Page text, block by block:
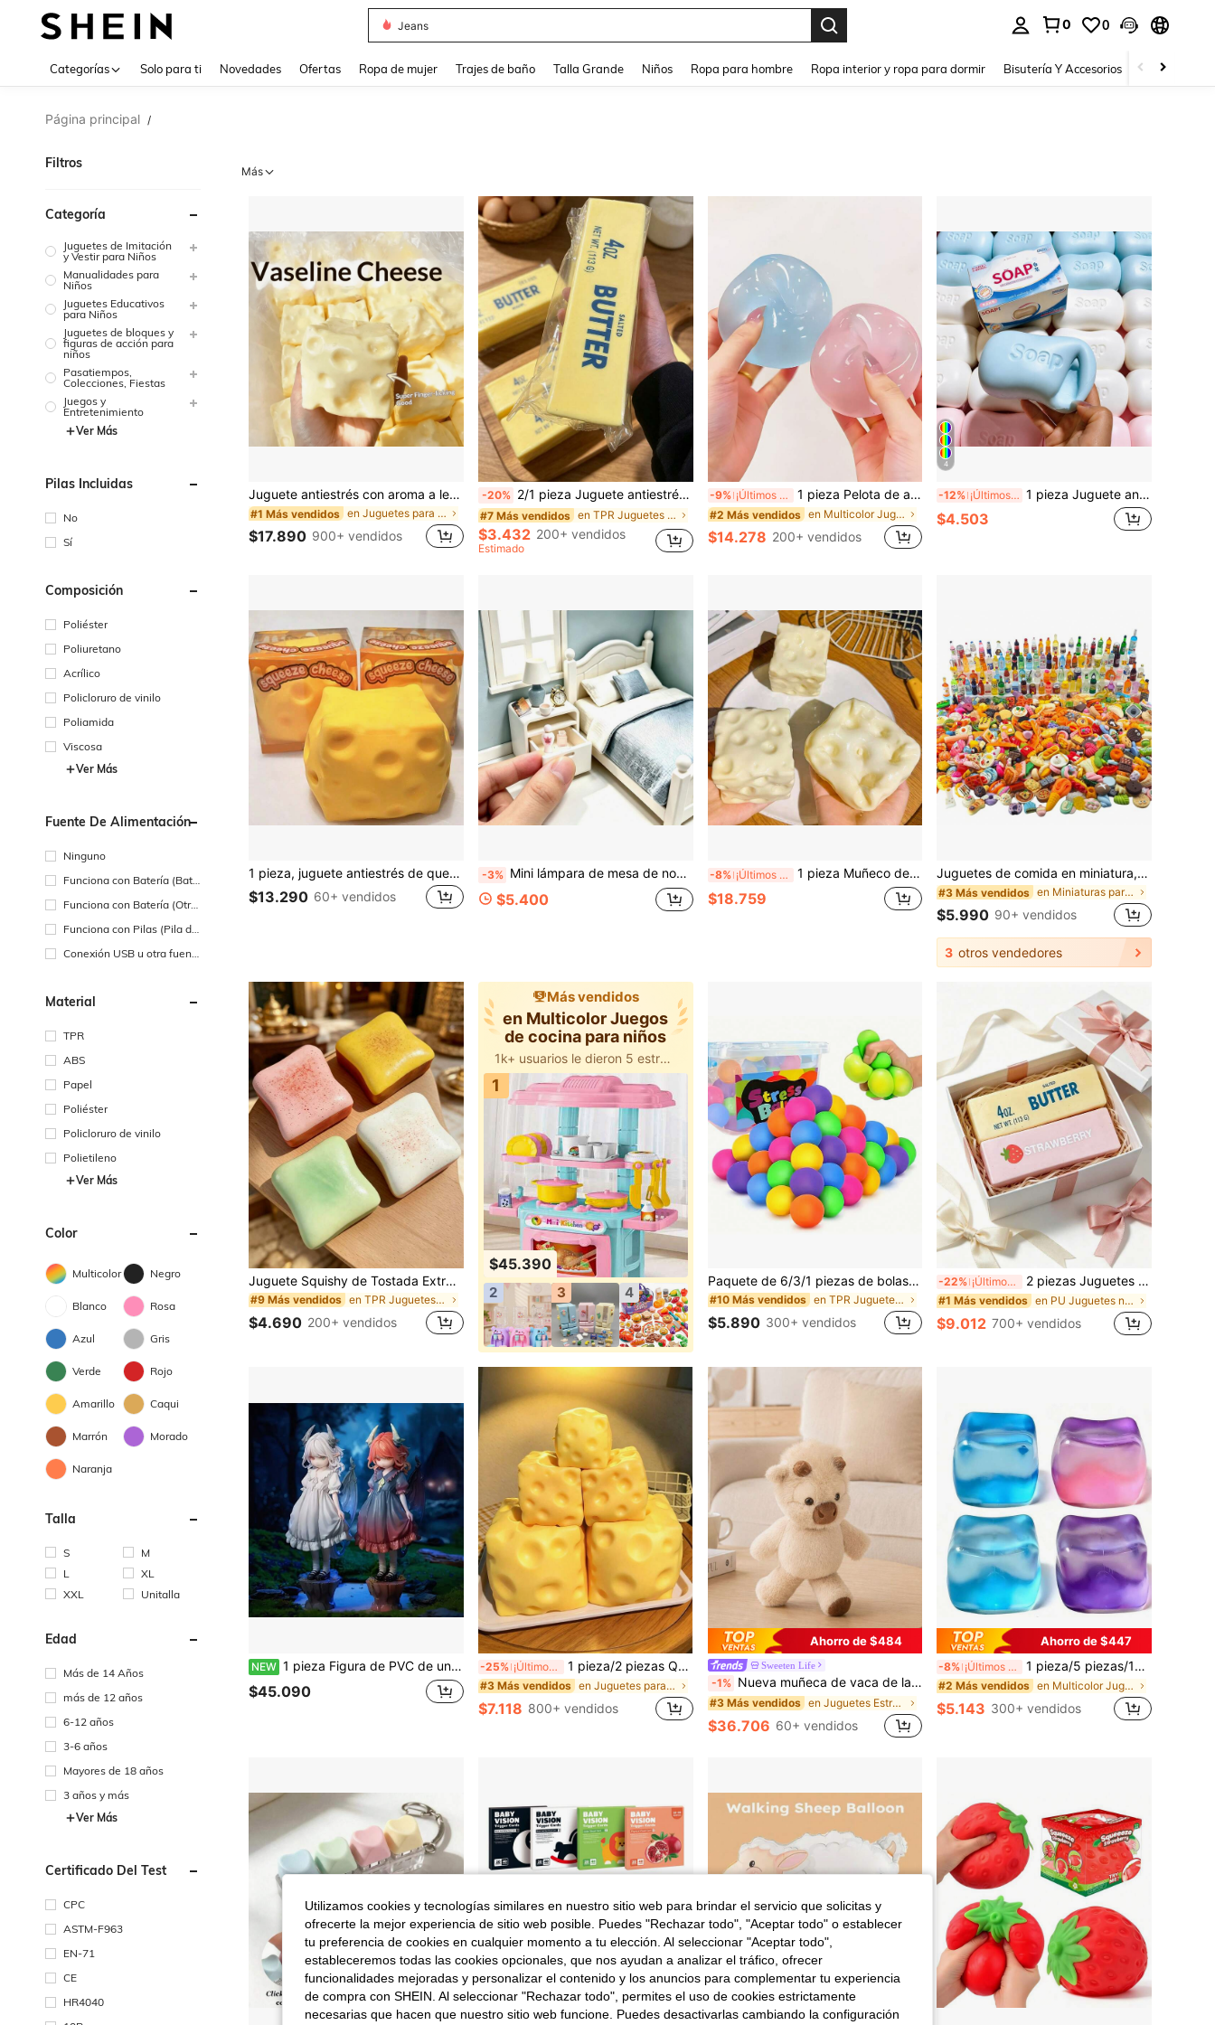
Jeans
0 0
Categorías Solo para ti Novedades Ofertas Ropa de mujer Trajes de baño Talla Grande Niños Ropa para hombre Ropa interior y ropa para dormir Bisutería Y Accesorios Zapatos
Página principal /
Filtros
Categoría
Juguetes de Imitación
y Vestir para Niños
Manualidades para
Niños
Juguetes Educativos
para Niños
Juguetes de bloques y
figuras de acción para
niños
Pasatiempos,
Colecciones, Fiestas
Juegos y
Entretenimiento
Ver Más
Pilas Incluidas
No
Sí
Composición
Poliéster
Poliuretano
Acrílico
Policloruro de vinilo
Poliamida
Viscosa
Ver Más
Fuente De Alimentación
Ninguno
Funciona con Batería (Bate
Funciona con Batería (Otra
Funciona con Pilas (Pila de
Botón/Pila de Moneda)
Conexión USB u otra fuent
Material
TPR
ABS
Papel
Poliéster
Policloruro de vinilo
Polietileno
Ver Más
Color
Multicolor Negro
Blanco Rosa
Azul Gris
Verde Rojo
Amarillo Caqui
Marrón Morado
Naranja
Talla
S
M
L
XL
XXL
Unitalla
Edad
Más de 14 Años
más de 12 años
6-12 años
3-6 años
Mayores de 18 años
3 años y más
Ver Más
Certificado Del Test
CPC
ASTM-F963
EN-71
CE
HR4040
Más
Juguete antiestrés con aroma a leche dulce de TPR suave y esponjoso con forma de dumpling, adorno divertido y lindo de 5 cm para apretar, regalo práctico y de moda, adecuado para cumpleaños, Pascua, Halloween, Navidad y varios regalos de fiesta, mejora el estado de ánimo
#1 Más vendidos en Juguetes para apretar para adolescentes
$17.890 900+ vendidos
-20% 2/1 pieza Juguete antiestrés viral de mantequilla suave y lindo de gran tamaño, juguete de alivio del estrés, estimulación sensorial, pelota antiestrés, adecuado como regalo de Pascua, cumpleaños, graduación, favor de fiesta, suministros para despedida de soltera, estilo dumpling de rebote lento, estético, regalo de Navidad
#7 Más vendidos en TPR Juguetes novedosos y de broma para adolesce
$3.432 200+ vendidos
Estimado
-9% ¡Últimos 3 días 1 pieza Pelota de apretar hecha a mano con aceite de coco, maleable y de rebote lento, juguete para aliviar la ansiedad, juguete para la punta de los dedos, alivio de la presión de la mano, juguete de Pascua, juguete para apretar, juguete para aliviar el estrés, ansiedad y relajación, regalo para fiestas, relleno de bolsa de regalo, premio, cumpleaños, juguete suave y esponjoso
#2 Más vendidos en Multicolor Juguetes para aliviar el estrés
$14.278 200+ vendidos
4
-12% ¡Últimos 3 días 1 pieza Juguete antiestrés de modelo de jabón realista, hecho de material TPR suave y elástico, utilizado como juguete de alivio del estrés, juguete sensorial de mano con diseño de postre lindo, para alivio de la ansiedad, regalo de fiesta infantil, regalo del Día de la Independencia.
$4.503
1 pieza, juguete antiestrés de queso cuadrado suave de 5 cm, juguete de apretar de rebote lento, regalo perfecto para Halloween, Navidad, niños y niñas, adecuado para juegos y fiestas, se puede usar como regalo o recuerdo de fiesta, regalo de graduación, regalo para novio/novia, se puede usar como premio de aula, regalo de fiesta para adultos, regalo de cumpleaños o regalo festivo para amigos
$13.290 60+ vendidos
-3% Mini lámpara de mesa de noche, reloj despertador, botella de perfume y set de libros, adecuado para decoración de dormitorio de casa de muñecas neutra 1:12, muebles en miniatura minimalistas, mesa de noche rosa, cajón de almacenamiento realista, diorama de escena en miniatura
$5.400
-8% ¡Últimos 3 días 1 pieza Muñeco de peluche de queso suave, muñeco de queso cuadrado hecho a mano no rebotable y maleable con relleno, muñeco suave para aliviar el estrés para adolescentes, regalo festivo para adultos, adorno de escritorio para decoración del hogar, comida de muñeco
$18.759
Juguetes de comida en miniatura, botellas de bebida, juguetes de estilo mixto, muñecas de comida de resina, accesorios de cocina para juego de roles, comida en miniatura para casa de muñecas, accesorios DIY para niños y adolescentes - Estilo aleatorio
#3 Más vendidos en Miniaturas para adolescentes
$5.990 90+ vendidos
3 otros vendedores
Juguete Squishy de Tostada Extra Grande, Tostada de Mantequilla Super Suave Juguete Anti-Estrés para Apretar, Disponible en Rosa, Amarillo, Blanco y Verde, Juguete Squishy Anti-Estrés -- Perfecto para Regalos de Cumpleaños y Festivos, Pequeños Regalos Sorpresa Diarios, Kawaii, Elevador del Ánimo
#9 Más vendidos en TPR Juguetes novedosos y de broma para adolesce
$4.690 200+ vendidos
Más vendidos
en Multicolor Juegos
de cocina para niños
1k+ usuarios le dieron 5 estrellas
1
$45.390
2 3 4
Paquete de 6/3/1 piezas de bolas antiestrés suaves para apretar, bolas antiestrés de rebote lento, bolas suaves para apretar, bolas de relajación manual, caja de premios para el aula, regalos de Halloween/Acción de Gracias/Navidad, colores aleatorios, recuerdos de fiesta
#10 Más vendidos en TPR Juguetes novedosos y de broma para adolesce
$5.890 300+ vendidos
-22% ¡Últimos 3 días 2 piezas Juguetes de espuma comprimida suave con aroma a mantequilla y fresa, tacto súper suave, fragancia natural, juguetes antiestrés con forma de comida (sin caja), perfectos para recuerdos de fiesta, alivio de la ansiedad, múltiples estilos disponibles, adecuados para alivio del estrés y regalos de vacaciones, caramelo de mantequilla, suave y esponjoso, kawaii
#1 Más vendidos en PU Juguetes novedosos y de broma para adolescen
$9.012 700+ vendidos
NEW 1 pieza Figura de PVC de una linda chica dragón de sirvienta, decoración de escritorio de alta calidad, regalo ideal para adultos, trabajadores de oficina, hogar y vacaciones
$45.090
-25% ¡Últimos 2 días 1 pieza/2 piezas Queso exprimible - Bloque de queso suave extra grande exprimible | Rebote lento | Regalo Gulu, Queso divertido para adultos | Pelota antiestrés gigante | Queso antiestrés sensorial para adultos - Sunshine Entertainment | Regalo perfecto para cumpleaños o días festivos, juego suave y esponjoso, mejora el estado de ánimo
#3 Más vendidos en Juguetes para apretar para adolescentes
$7.118 800+ vendidos
Ahorro de $484
Sweeten Life
-1% Nueva muñeca de vaca de las tierras altas de peluche esponjoso, muñeca de peluche suave, almohada de decoración del hogar, regalo perfecto para el Día del Niño, Día de San Valentín, Día de la Madre, Pascua, Halloween, Navidad y otras festividades
#3 Más vendidos en Juguetes Estrellas en ascenso Peluches y juguet
$36.706 60+ vendidos
Ahorro de $447
-8% ¡Últimos 3 días 1 pieza/5 piezas/10 piezas Juguetes de Cubo Sensorial para Apretar - Cubo - Para Aula, Exterior, Alivio del Estrés en la Oficina en Cualquier Momento, Perfecto para Decoración de Escritorio, Premios de Clase, Recuerdos de Fiesta y Regalos de Vacaciones! - Regalo de Pascua - Regalo - Regalo Perfecto - Regalo, Juguete Fidget
#2 Más vendidos en Multicolor Juguetes para apretar para adolescen
$5.143 300+ vendidos
Utilizamos cookies y tecnologías similares en nuestro sitio web para brindar el servicio que solicitas y
ofrecerte la mejor experiencia de sitio web posible. Puedes "Rechazar todo", "Aceptar todo" o establecer
tu preferencia de cookies en cualquier momento a tu elección. Al seleccionar "Aceptar todo",
estableceremos todas las cookies opcionales, que nos ayudan a analizar el tráfico, ofrecer
funcionalidades mejoradas y personalizar el contenido y los anuncios para complementar tu experiencia
de compra con SHEIN. Al seleccionar "Rechazar todo", permites el uso de cookies estrictamente
necesarias que hacen que nuestro sitio web funcione. Puedes desactivarlas cambiando la configuración